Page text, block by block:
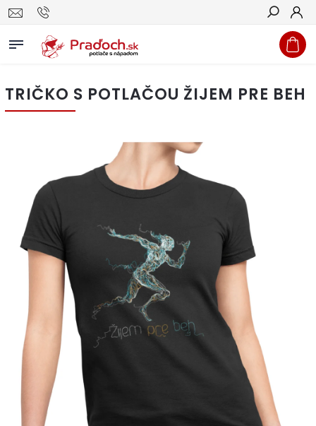
Hľadať
TRIČKO S POTLAČOU ŽIJEM PRE BEH